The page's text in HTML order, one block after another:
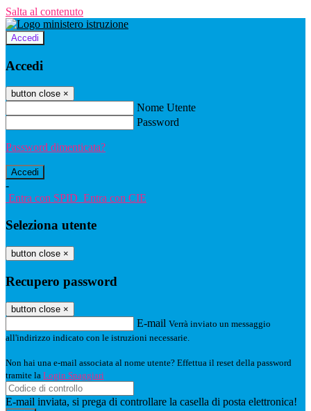
Salta al contenuto
Accedi
Accedi
button close ×
Nome Utente
Password
Password dimenticata?
-
Entra con SPID Entra con CIE
Seleziona utente
button close ×
Recupero password
button close ×
E-mail Verrà inviato un messaggio
all'indirizzo indicato con le istruzioni necessarie.
Non hai una e-mail associata al nome utente? Effettua il reset della password
tramite la Login Spaggiari
E-mail inviata, si prega di controllare la casella di posta elettronica!